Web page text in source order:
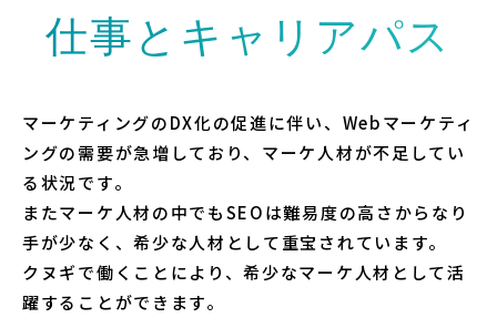
仕事とキャリアパス
マーケティングのDX化の促進に伴い、Webマーケティ
ングの需要が急増しており、マーケ人材が不足してい
る状況です。
またマーケ人材の中でもSEOは難易度の高さからなり
手が少なく、希少な人材として重宝されています。
クヌギで働くことにより、希少なマーケ人材として活
躍することができます。